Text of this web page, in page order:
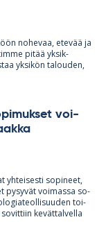
no­he­vaa, ete­vää ja
pi­tää yk­sik­
yk­si­kön ta­lou­den,
voi­
yh­tei­sesti so­pi­neet,
py­sy­vät voi­massa so­
toi­
ke­vät­tal­vella